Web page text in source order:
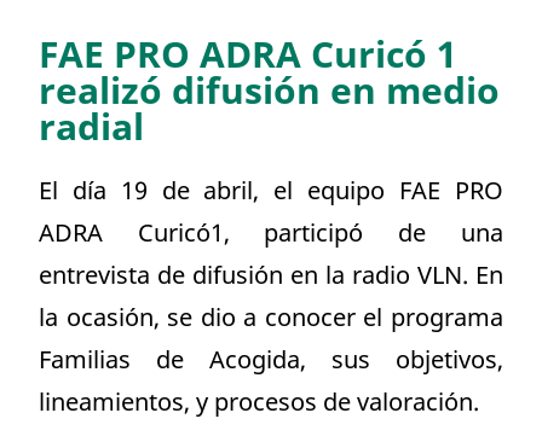
FAE PRO ADRA Curicó 1
realizó difusión en medio
radial
El día 19 de abril, el equipo FAE PRO
ADRA Curicó1, participó de una
entrevista de difusión en la radio VLN. En
la ocasión, se dio a conocer el programa
Familias de Acogida, sus objetivos,
lineamientos, y procesos de valoración.